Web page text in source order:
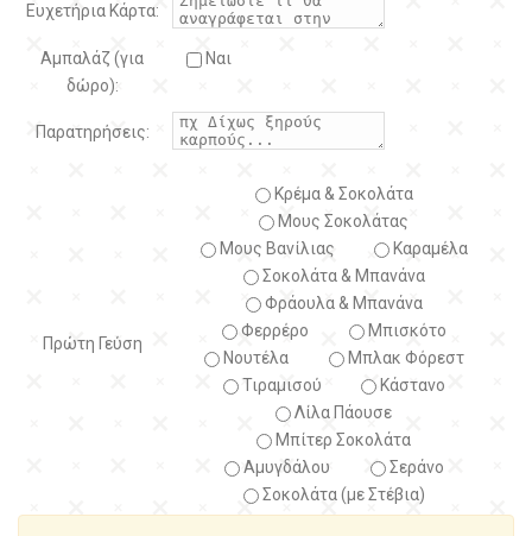
Ευχετήρια Κάρτα:
Αμπαλάζ (για
δώρο):
Ναι
Παρατηρήσεις:
Πρώτη Γεύση
Κρέμα & Σοκολάτα
Μους Σοκολάτας
Μους Βανίλιας
Καραμέλα
Σοκολάτα & Μπανάνα
Φράουλα & Μπανάνα
Φερρέρο
Μπισκότο
Νουτέλα
Μπλακ Φόρεστ
Τιραμισού
Κάστανο
Λίλα Πάουσε
Μπίτερ Σοκολάτα
Αμυγδάλου
Σεράνο
Σοκολάτα (με Στέβια)